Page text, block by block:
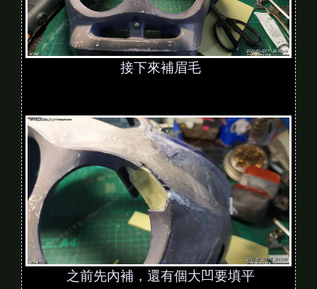
接下來補眉毛
之前先內補，還有個大凹要填平